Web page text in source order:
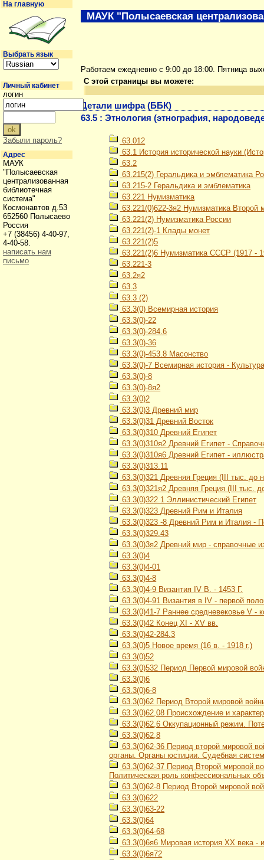
Работаем ежедневно с 9:00 до 18:00. Пятница
С этой страницы вы можете:
Детали шифра (ББК)
63.5 : Этнология (этнография,
63.012
63.1 История исторической науки
63.2
63.215(2) Геральдика и эмблематика
63.215-2 Геральдика и эмблематика
63.221 Нумизматика
63.221(0)622-3я2 Нумизматика
63.221(2) Нумизматика России
63.221(2)-1 Клады монет
63.221(2)5
63.221(2)6 Нумизматика СССР (1917 -
63.221-3
63.2я2
63.3
63.3 (2)
63.3(0) Всемирная история
63.3(0)-22
63.3(0)-284.6
63.3(0)-36
63.3(0)-453.8 Масонство
63.3(0)-7 Всемирная история -
63.3(0)-8
63.3(0)-8я2
63.3(0)2
63.3(0)3 Древний мир
63.3(0)31 Древний Восток
63.3(0)310 Древний Египет
63.3(0)310я2 Древний Египет -
63.3(0)310я6 Древний Египет -
63.3(0)313.11
63.3(0)321 Древняя Греция (III тыс. до
63.3(0)321я2 Древняя Греция (III тыс.
63.3(0)322.1 Эллинистический Египет
63.3(0)323 Древний Рим и Италия
63.3(0)323 -8 Древний Рим и Италия -
63.3(0)329.43
63.3(0)3я2 Древний мир - справочные
63.3(0)4
63.3(0)4-01
63.3(0)4-8
63.3(0)4-9 Византия IV В. - 1453 Г.
63.3(0)4-91 Византия в IV - первой
63.3(0)41-7 Раннее средневековье V -
63.3(0)42 Конец XI - XV вв.
63.3(0)42-284.3
63.3(0)5 Новое время (16 в. - 1918 г.)
63.3(0)52
63.3(0)532 Период Первой мировой
63.3(0)6
63.3(0)6-8
63.3(0)62 Период Второй мировой
63.3(0)62,08 Происхождение и
63.3(0)62,6 Оккупационный режим.
63.3(0)62,8
63.3(0)62-36 Период второй мировой
органы. Органы юстиции. Судебная
63.3(0)62-37 Период Второй мировой
Политическая роль конфессиональных
63.3(0)62-8 Период Второй мировой
63.3(0)622
63.3(0)63-22
63.3(0)64
63.3(0)64-68
63.3(0)6я6 Мировая история ХХ века -
63.3(0)6я72
МАУК "Полысаевская
На главную
Выбрать язык
Личный кабинет
логин
Забыли пароль?
Адрес
МАУК
"Полысаевская
централизованная
библиотечная
система"
Космонавтов д.53
652560 Полысаево
Россия
+7 (38456) 4-40-97,
4-40-58.
написать нам
письмо